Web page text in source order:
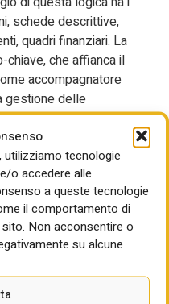
utilizziamo tecnologie
o accedere alle
a queste tecnologie
il comportamento di
Non acconsentire o
su alcune
schede descrittive,
quadri finanziari. La
chiave, che affianca il
accompagnatore
gestione delle
attraverso un
attori, ruoli,
obiettivi con
viene lasciata
al funzionamento a
di un
con uno staff
maggiormente
dialogo continuo con tutti